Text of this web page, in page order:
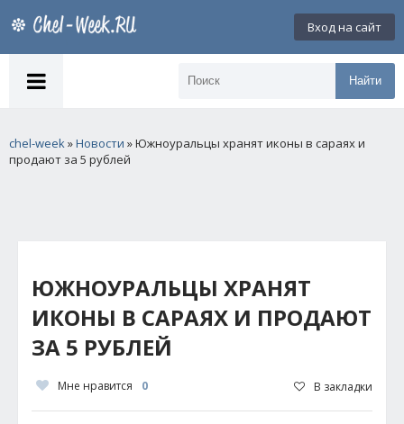
Вход на сайт
Найти
chel-week»Новости » Южноуральцы хранят иконы в сараях и
продают за 5 рублей
ЮЖНОУРАЛЬЦЫ ХРАНЯТ
ИКОНЫ В САРАЯХ И ПРОДАЮТ
ЗА 5 РУБЛЕЙ
Мне нравится 0 В закладки